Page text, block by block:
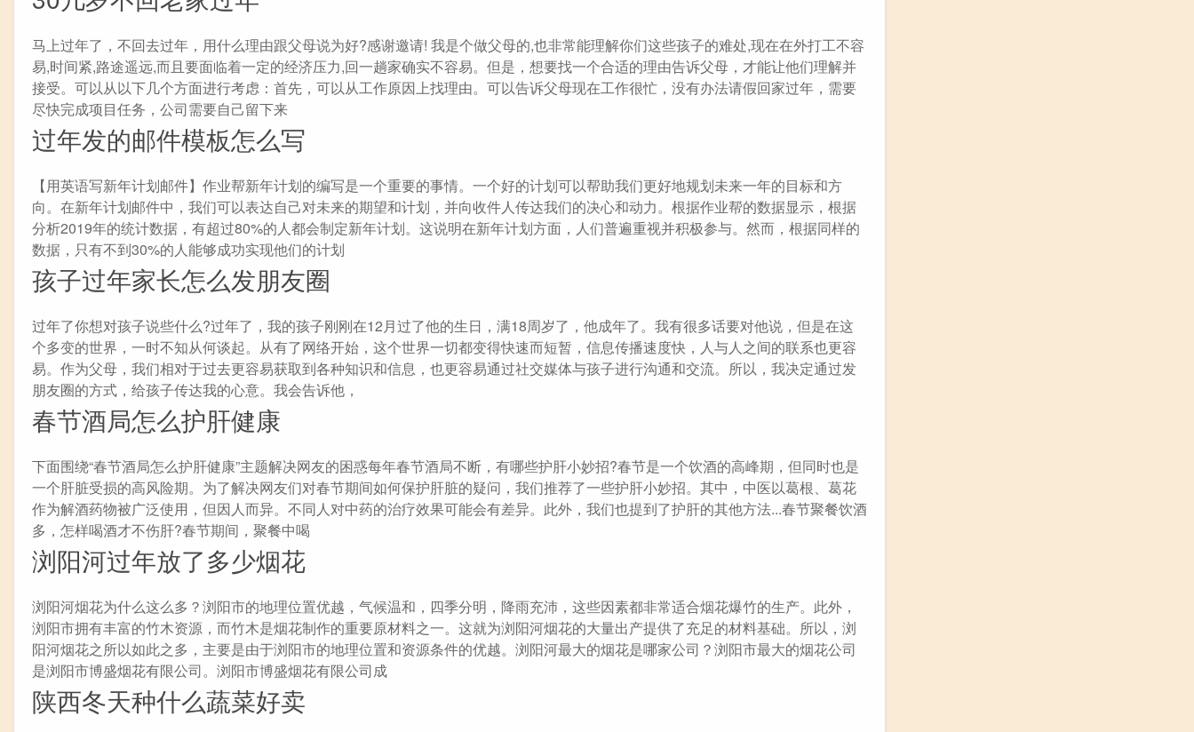
马上过年了，不回去过年，用什么理由跟父母说为好?感谢邀请! 我是个做父母的,也非常能理解你们这些孩子的难处,现在在外打工不容
易,时间紧,路途遥远,而且要面临着一定的经济压力,回一趟家确实不容易。但是，想要找一个合适的理由告诉父母，才能让他们理解并
接受。可以从以下几个方面进行考虑：首先，可以从工作原因上找理由。可以告诉父母现在工作很忙，没有办法请假回家过年，需要
尽快完成项目任务，公司需要自己留下来
过年发的邮件模板怎么写
【用英语写新年计划邮件】作业帮新年计划的编写是一个重要的事情。一个好的计划可以帮助我们更好地规划未来一年的目标和方
向。在新年计划邮件中，我们可以表达自己对未来的期望和计划，并向收件人传达我们的决心和动力。根据作业帮的数据显示，根据
分析2019年的统计数据，有超过80%的人都会制定新年计划。这说明在新年计划方面，人们普遍重视并积极参与。然而，根据同样的
数据，只有不到30%的人能够成功实现他们的计划
孩子过年家长怎么发朋友圈
过年了你想对孩子说些什么?过年了，我的孩子刚刚在12月过了他的生日，满18周岁了，他成年了。我有很多话要对他说，但是在这
个多变的世界，一时不知从何谈起。从有了网络开始，这个世界一切都变得快速而短暂，信息传播速度快，人与人之间的联系也更容
易。作为父母，我们相对于过去更容易获取到各种知识和信息，也更容易通过社交媒体与孩子进行沟通和交流。所以，我决定通过发
朋友圈的方式，给孩子传达我的心意。我会告诉他，
春节酒局怎么护肝健康
下面围绕“春节酒局怎么护肝健康”主题解决网友的困惑每年春节酒局不断，有哪些护肝小妙招?春节是一个饮酒的高峰期，但同时也是
一个肝脏受损的高风险期。为了解决网友们对春节期间如何保护肝脏的疑问，我们推荐了一些护肝小妙招。其中，中医以葛根、葛花
作为解酒药物被广泛使用，但因人而异。不同人对中药的治疗效果可能会有差异。此外，我们也提到了护肝的其他方法...春节聚餐饮酒
多，怎样喝酒才不伤肝?春节期间，聚餐中喝
浏阳河过年放了多少烟花
浏阳河烟花为什么这么多？浏阳市的地理位置优越，气候温和，四季分明，降雨充沛，这些因素都非常适合烟花爆竹的生产。此外，
浏阳市拥有丰富的竹木资源，而竹木是烟花制作的重要原材料之一。这就为浏阳河烟花的大量出产提供了充足的材料基础。所以，浏
阳河烟花之所以如此之多，主要是由于浏阳市的地理位置和资源条件的优越。浏阳河最大的烟花是哪家公司？浏阳市最大的烟花公司
是浏阳市博盛烟花有限公司。浏阳市博盛烟花有限公司成
陕西冬天种什么蔬菜好卖